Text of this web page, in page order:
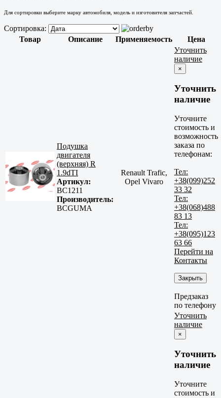
Для сортировки выберите марку автомобиля, модель и изготовителя запчастей.
Сортировка:
Товар
Описание Применяемость Цена
Подушка
двигателя
(верхняя) R
1.9dTI
Артикул:
BC1211
Производитель:
BCGUMA
Renault Trafic,
Opel Vivaro
Уточнить
наличие
×
Уточнить
наличие
Уточните
стоимость и
возможность
заказа по
телефонам:
Тел:
+38(099)252
33 32
Тел:
+38(068)488
83 13
Тел:
+38(095)123
63 66
Перейти на
Контакты
Закрыть
Предзаказ
по телефону
Уточнить
наличие
×
Уточнить
наличие
Уточните
стоимость и